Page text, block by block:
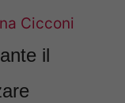
Cicconi
il